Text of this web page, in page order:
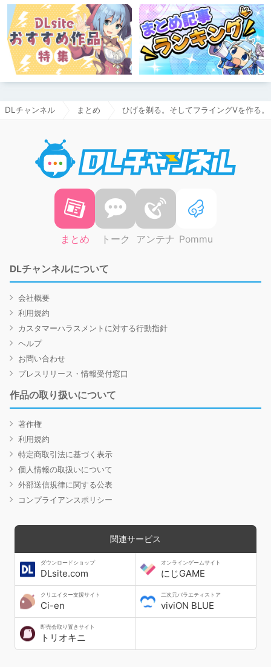
DLチャンネル まとめ ひげを剃る。そしてフライングVを作る
まとめ トーク アンテナ Pommu
DLチャンネルについて
会社概要
利用規約
カスタマーハラスメントに対する行動指針
ヘルプ
お問い合わせ
プレスリリース・情報受付窓口
作品の取り扱いについて
著作権
利用規約
特定商取引法に基づく表示
個人情報の取扱いについて
外部送信規律に関する公表
コンプライアンスポリシー
関連サービス
ダウンロードショップ
DLsite.com
オンラインゲームサイト
にじGAME
クリエイター支援サイト
Ci-en
二次元バラエティストア
viviON BLUE
即売会取り置きサイト
トリオキニ